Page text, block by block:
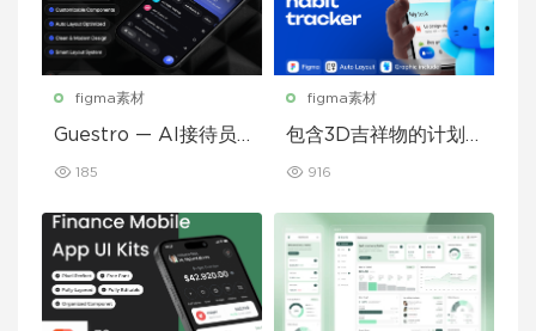
figma素材
Guestro — AI接待员
185
figma素材
包含3D吉祥物的计划
计UI套件
916